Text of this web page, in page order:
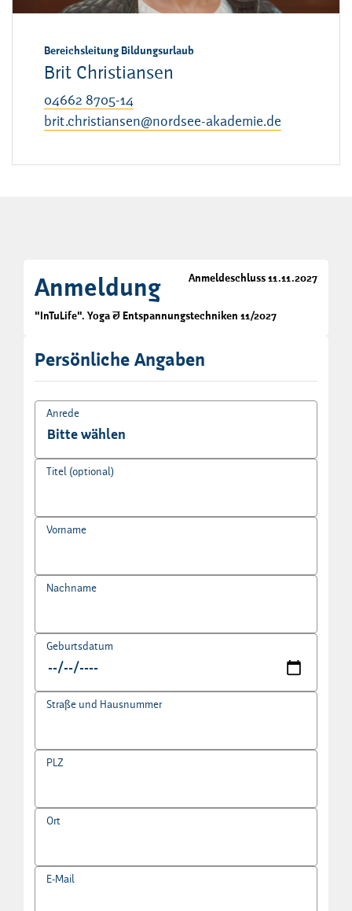
Bereichsleitung Bildungsurlaub
Brit Christiansen
04662 8705-14
brit.christiansen@nordsee-akademie.de
Anmeldung Anmeldeschluss 11.11.2027
"InTuLife". Yoga & Entspannungstechniken 11/2027
Persönliche Angaben
Anrede
Titel (optional)
Vorname
Nachname
Geburtsdatum
Straße und Hausnummer
PLZ
Ort
E-Mail